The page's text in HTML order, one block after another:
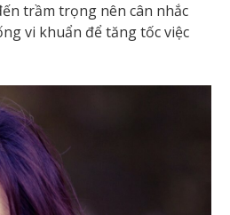
trầm trọng nên cân nhắc
vi khuẩn để tăng tốc việc